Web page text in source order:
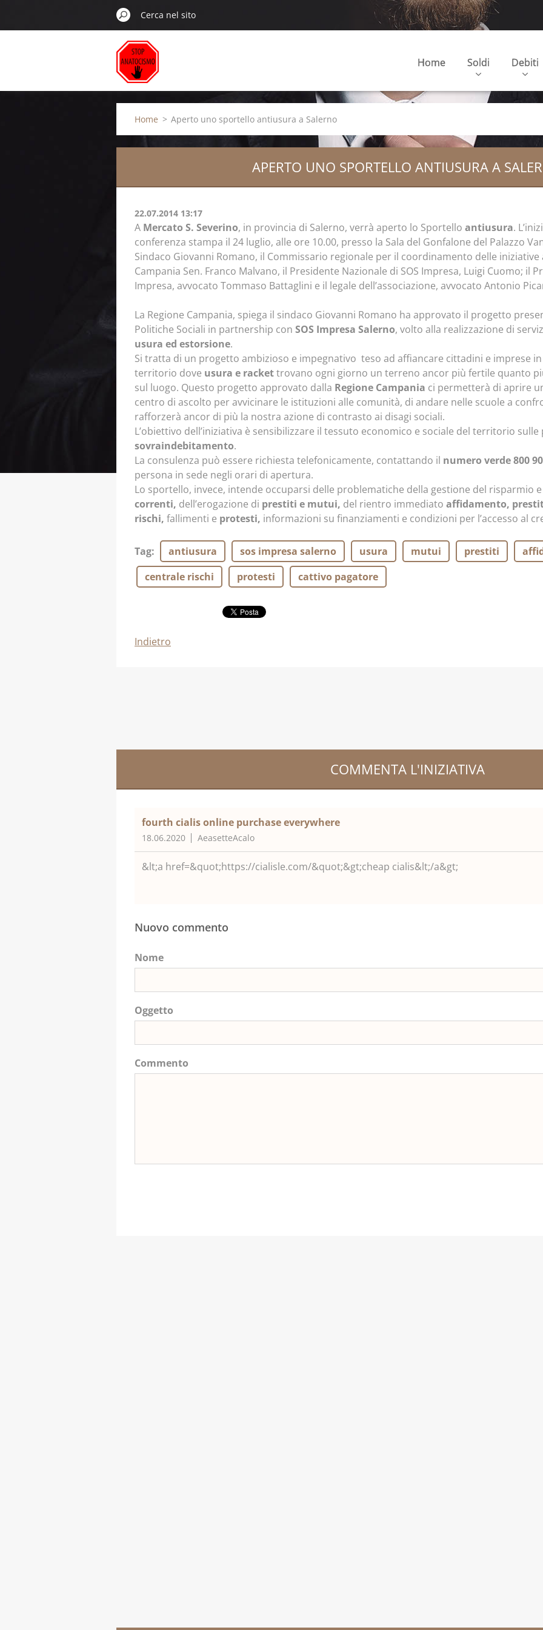
Home Soldi Debiti
Home > Aperto uno sportello antiusura a Salerno
APERTO UNO SPORTELLO ANTIUSURA A
22.07.2014 13:17
A Mercato S. Severino, in provincia di Salerno, verrà aperto lo Sportello antiusura.
conferenza stampa il 24 luglio, alle ore 10.00, presso la Sala del Gonfalone del Palazzo
Sindaco Giovanni Romano, il Commissario regionale per il coordinamento delle
Campania Sen. Franco Malvano, il Presidente Nazionale di SOS Impresa, Luigi Cuomo; il
Impresa, avvocato Tommaso Battaglini e il legale dell’associazione, avvocato Antonio
La Regione Campania, spiega il sindaco Giovanni Romano ha approvato il progetto
Politiche Sociali in partnership con SOS Impresa Salerno, volto alla realizzazione di
usura ed estorsione.
Si tratta di un progetto ambizioso e impegnativo teso ad affiancare cittadini e imprese
territorio dove usura e rackettrovano ogni giorno un terreno ancor più fertile quanto
sul luogo. Questo progetto approvato dalla Regione Campania ci permetterà di aprire
centro di ascolto per avvicinare le istituzioni alle comunità, di andare nelle scuole a
rafforzerà ancor di più la nostra azione di contrasto ai disagi sociali.
L’obiettivo dell’iniziativa è sensibilizzare il tessuto economico e sociale del territorio
sovraindebitamento.
La consulenza può essere richiesta telefonicamente, contattando il numero verde 800
persona in sede negli orari di apertura.
Lo sportello, invece, intende occuparsi delle problematiche della gestione del risparmio
correnti, dell’erogazione di prestiti e mutui, del rientro immediato affidamento,
rischi, fallimenti e protesti, informazioni su finanziamenti e condizioni per l’accesso al
Tag: antiusura sos impresa salerno usura mutui prestiti
centrale rischi
protesti cattivo pagatore
Indietro
COMMENTA L'INIZIATIVA
fourth cialis online purchase everywhere
18.06.2020 AeasetteAcalo
&lt;a href=&quot;https://cialisle.com/&quot;&gt;cheap cialis&lt;/a&gt;
Nuovo commento
Nome
Oggetto
Commento